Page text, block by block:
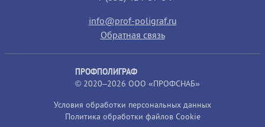
info@prof-poligraf.ru
Обратная связь
ПРОФПОЛИГРАФ
© 2020–2026 ООО «ПРОФСНАБ»
Условия обработки персональных данных
Политика обработки файлов Cookie